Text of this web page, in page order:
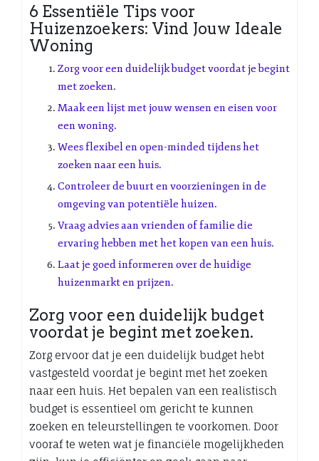
6 Essentiële Tips voor
Huizenzoekers: Vind Jouw Ideale
Woning
Zorg voor een duidelijk budget voordat je begint
met zoeken.
Maak een lijst met jouw wensen en eisen voor
een woning.
Wees flexibel en open-minded tijdens het
zoeken naar een huis.
Controleer de buurt en voorzieningen in de
omgeving van potentiële huizen.
Vraag advies aan vrienden of familie die
ervaring hebben met het kopen van een huis.
Laat je goed informeren over de huidige
huizenmarkt en prijzen.
Zorg voor een duidelijk budget
voordat je begint met zoeken.
Zorg ervoor dat je een duidelijk budget hebt
vastgesteld voordat je begint met het zoeken
naar een huis. Het bepalen van een realistisch
budget is essentieel om gericht te kunnen
zoeken en teleurstellingen te voorkomen. Door
vooraf te weten wat je financiële mogelijkheden